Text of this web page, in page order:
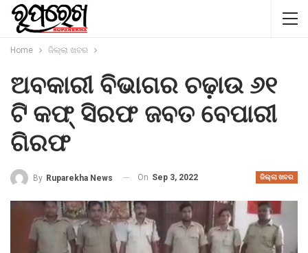
Home ଜିଲ୍ଲା ଖବର
ଅବକାରୀ ବିଭାଗର ଚଢ଼ାଉ ୬୧
ଟି କଫ୍ ସିରଫ ଜବତ ବେପାରୀ
ଗିରଫ
ଜିଲ୍ଲା ଖବର
By Ruparekha News On Sep 3, 2022